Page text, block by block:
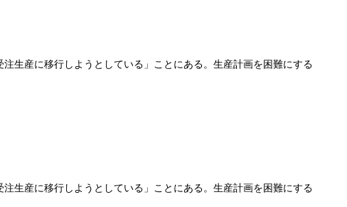
生産に移行しようとしている」ことにある。生産計画を困難にする
生産に移行しようとしている」ことにある。生産計画を困難にする